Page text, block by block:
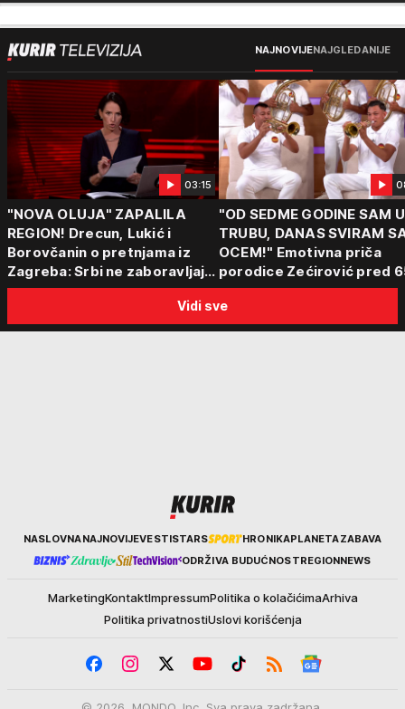
NAJNOVIJENAJGLEDANIJE
03:15
"NOVA OLUJA" ZAPALILA
REGION! Drecun, Lukić i
Borovčanin o pretnjama iz
Zagreba: Srbi ne zaboravljaju
progon
"OD SEDME GODINE SAM
TRUBU, DANAS SVIRAM
OCEM!" Emotivna priča
porodice Zećirović pred
Sabor trubača u Guči
Vidi sve
KurirNASLOVNANAJNOVIJEVESTISTARS HRONIKAPLANETAZABAVA
ODRŽIVA BUDUĆNOSTREGIONNEWS
MarketingKontaktImpressumPolitika o kolačićimaArhiva
Politika privatnostiUslovi korišćenja